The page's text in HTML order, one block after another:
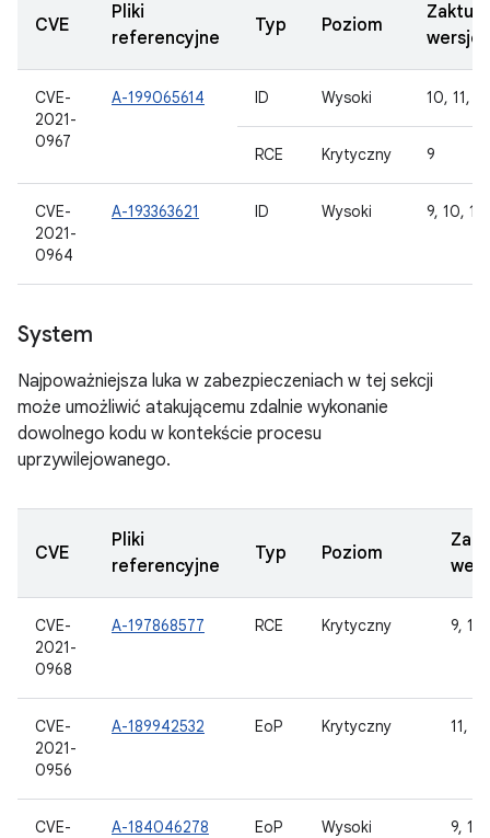
CVE
Pliki
referencyjne
Typ Poziom
wersje
CVE-
2021-
0967
A-199065614 ID Wysoki 10, 11, 12
RCE Krytyczny 9
CVE-
2021-
0964
A-193363621 ID Wysoki 9, 10, 11,
System
Najpoważniejsza luka w zabezpieczeniach w tej sekcji
może umożliwić atakującemu zdalnie wykonanie
dowolnego kodu w kontekście procesu
uprzywilejowanego.
CVE
Pliki
referencyjne
Typ Poziom
CVE-
2021-
0968
A-197868577 RCE Krytyczny 9,
CVE-
2021-
0956
A-189942532 EoP Krytyczny 11, 12
CVE-
A-184046278 EoP Wysoki 9,